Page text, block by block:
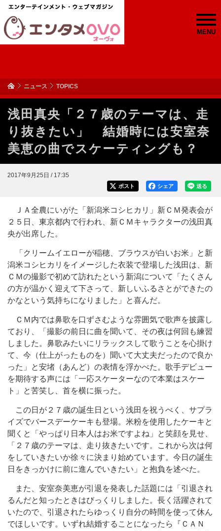
MENU
ニュース TOPICS
浅田真央「２７歳のテーマは、走
り抜きたい」 結婚時には安室奈
美恵の曲でスケーティングも？
2017年9月25日 / 17:35
送る
シェア
ポスト
ＪＡ全農にいがた「新潟米コシヒカリ」新ＣＭ発表会が
２５日、東京都内で行われ、新ＣＭキャラクターの浅田真
央が出席した。
「クリームイエローが稲穂、ブラウスが白いお米」と新
潟米コシヒカリをイメージした衣装で登場した浅田は、新
ＣＭの撮影で初めて訪れたという新潟について「たくさん
の方が温かく迎えて下さって、新しいふるさとができたの
かなという気持ちになりました」と喜んだ。
ＣＭ内では鼻歌を口ずさむような雰囲気で歌声を披露し
ており、「撮影の前日に曲を聞いて、その夜は何回も練習
しました。鼻歌みたいにリラックスして歌うことを心掛け
て、今（仕上がったものを）聞いて大丈夫だったので良か
った」と安堵（あんど）の表情を浮かべた。歌手デビュー
を期待する声には「一応スケーターなので本業はスケー
ト」と苦笑し、首を横に振った。
この日が２７歳の誕生日という浅田を祝うべく、サプラ
イズでバースデーケーキも登場。米粉を使用したケーキと
聞くと「やっぱり日本人はお米ですよね」と笑顔を見せ、
「２７歳のテーマは、走り抜きたいです。これから次は何
をしていきたいか徐々に決まり始めています。今日の誕生
日をきっかけに前に進んでいきたい」と抱負を述べた。
また、安室奈美恵が引退を発表した話題には「引退され
るんだと知ったときはびっくりしました。長く活躍されて
いたので、引退されたらゆっくり自分の時間を使って休ん
でほしいです。いずれ結婚することになったら『ＣＡＮ